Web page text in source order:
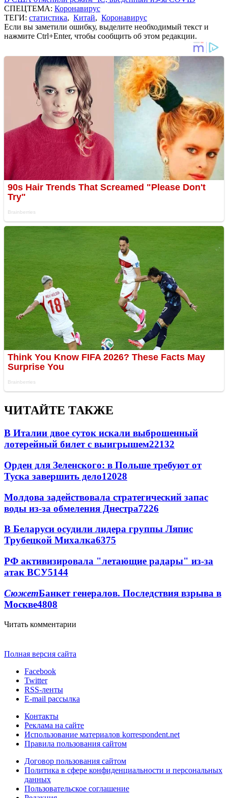
СПЕЦТЕМА: Коронавирус
ТЕГИ: статистика, Китай, Коронавирус
Если вы заметили ошибку, выделите необходимый текст и
нажмите Ctrl+Enter, чтобы сообщить об этом редакции.
ЧИТАЙТЕ ТАКЖЕ
В Италии двое суток искали выброшенный
лотерейный билет с выигрышем22132
Орден для Зеленского: в Польше требуют от
Туска завершить дело12028
Молдова задействовала стратегический запас
воды из-за обмеления Днестра7226
В Беларуси осудили лидера группы Ляпис
Трубецкой Михалка6375
РФ активизировала "летающие радары" из-за
атак ВСУ5144
СюжетБанкет генералов. Последствия взрыва в
Москве4808
Читать комментарии
Полная версия сайта
Facebook
Twitter
RSS-ленты
E-mail рассылка
Контакты
Реклама на сайте
Использование материалов korrespondent.net
Правила пользования сайтом
Договор пользования сайтом
Политика в сфере конфиденциальности и персональных
данных
Пользовательское соглашение